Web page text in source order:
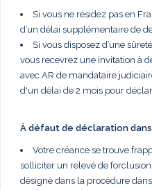
Si vous ne résidez pas en
d’un délai supplémentaire de
Si vous disposez d’une
vous recevrez une invitation à
avec AR de mandataire
d'un délai de 2 mois pour
À défaut de déclaration
Votre créance se trouve
solliciter un relevé de
désigné dans la procédure